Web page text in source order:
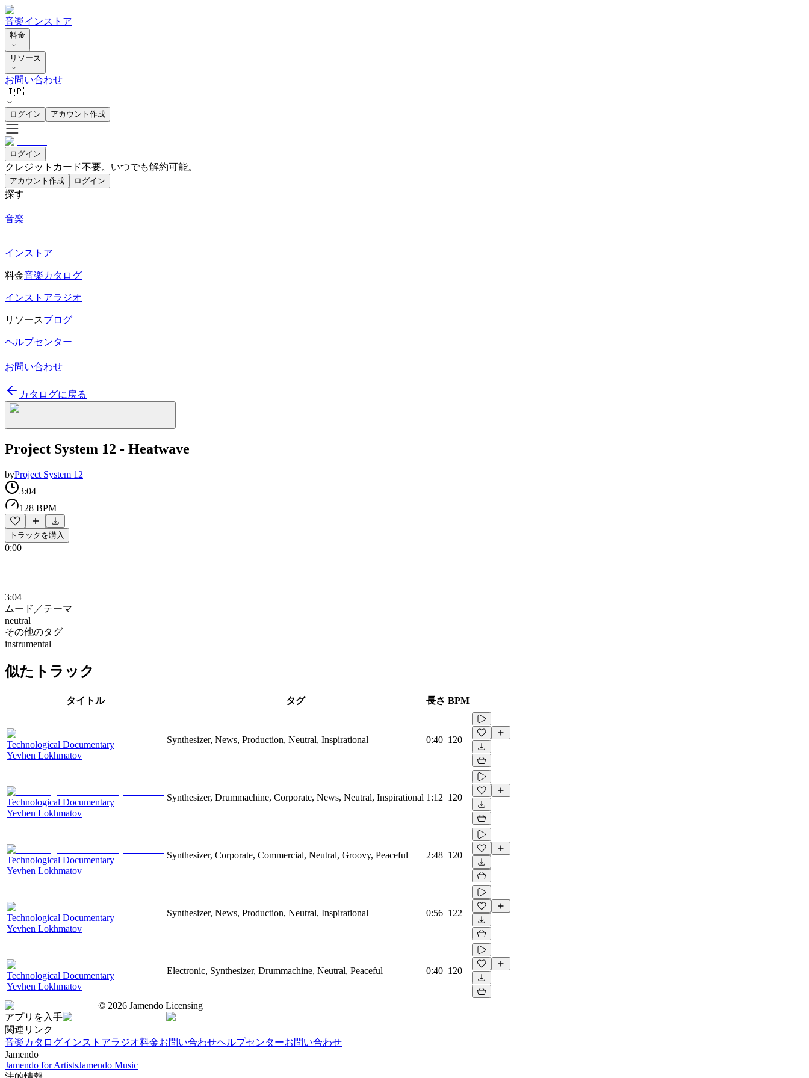
音楽インストア
料金
リソース
お問い合わせ
🇯🇵
ログイン アカウント作成
ログイン
クレジットカード不要。いつでも解約可能。
アカウント作成 ログイン
探す
音楽
インストア
料金音楽カタログ
インストアラジオ
リソースブログ
ヘルプセンター
お問い合わせ
カタログに戻る
Project System 12 - Heatwave
byProject System 12
3:04
128 BPM
トラックを購入
0:00
3:04
ムード／テーマ
neutral
その他のタグ
instrumental
似たトラック
タイトル タグ 長さ BPM
Technological Documentary
Yevhen Lokhmatov
Synthesizer, News, Production, Neutral, Inspirational 0:40 120
Technological Documentary
Yevhen Lokhmatov
Synthesizer, Drummachine, Corporate, News, Neutral, Inspirational 1:12 120
Technological Documentary
Yevhen Lokhmatov
Synthesizer, Corporate, Commercial, Neutral, Groovy, Peaceful 2:48 120
Technological Documentary
Yevhen Lokhmatov
Synthesizer, News, Production, Neutral, Inspirational 0:56 122
Technological Documentary
Yevhen Lokhmatov
Electronic, Synthesizer, Drummachine, Neutral, Peaceful 0:40 120
© 2026 Jamendo Licensing
アプリを入手
関連リンク
音楽カタログインストアラジオ料金お問い合わせヘルプセンターお問い合わせ
Jamendo
Jamendo for ArtistsJamendo Music